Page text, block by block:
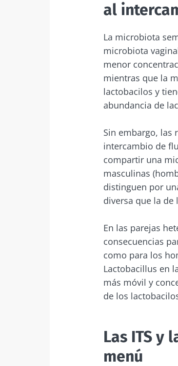
al
La microbiota
microbiota
menor
mientras que la
lactobacilos y
abundancia de
Sin embargo, las
intercambio de
compartir una
masculinas
distinguen por
diversa que la de
En las parejas
consecuencias
como para los
Lactobacillus en
más móvil y
de los
Las ITS y
menú
*
BMI